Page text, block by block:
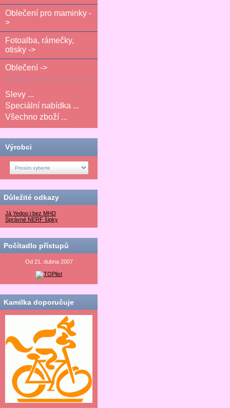
Oblečení pro maminky -
>
Fotoalba, rámečky,
otisky ->
Oblečení ->
Slevy ...
Speciální nabídka ...
Všechno zboží ...
Výrobci
Důležité odkazy
Já Yedoo i bez MHD
Správné NERF šipky
Počítadlo přístupů
Od 21. dubna 2007
Kamilka doporučuje